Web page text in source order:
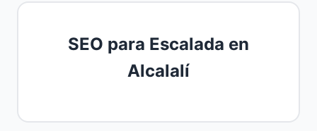
SEO para Escalada en
Alcalalí